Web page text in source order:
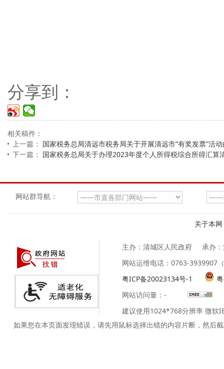
分享到：
相关稿件：
上一篇： 国家税务总局清远市税务局关于开展清远市“有奖发票”活
下一篇： 国家税务总局关于办理2023年度个人所得税综合所得汇算
网站群导航：
关于本网
主办：清城区人民政府
承办
网站运维电话：0763-3939907
粤ICP备20023134号-1
网站访问量： -
建议使用1024*768分辨率 微软
如果您在本页面发现错误，请先用鼠标选择出错的内容片断，然后